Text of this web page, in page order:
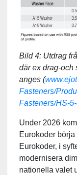
Bild 4: Utdrag
där ex drag-och
anges (
Fasteners/
Fasteners/HS-
Under 2026
Eurokoder
Eurokoder, i
modernisera
nationella valet